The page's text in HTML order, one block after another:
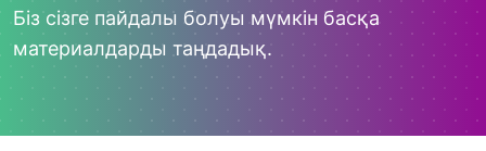
Біз сізге пайдалы болуы мүмкін басқа
материалдарды таңдадық.